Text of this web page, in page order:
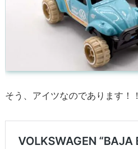
そう、アイツなのであります！！